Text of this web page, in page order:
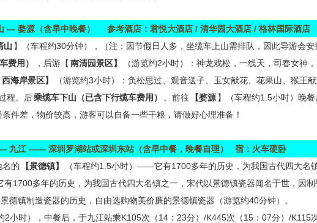
— 婺源（含早中晚餐） 参考酒店：君悦大酒店 / 清华园大酒店 / 格林国际酒店
山 】（车程约30分钟），（注：因节假日人多，坐缆车上山需排队，因此导游会
费用） ，后游【 南清园景区】
（游览约2小时）：神龙戏松，一线天，司春女神
西海岸景区】
（游览约3小时）：负松思过、观音送子、玉女献花、花果山、猴王
程。后乘缆车下山（已含下行缆车费用） 。前往 【婺源 】（车程约1.5小时）晚餐
件差，物价较高，游客可以自备一些干粮，请做好心理准备！
九江 —— 深圳罗湖站或深圳东站（含早中餐，晚餐自理）
宿：火车硬卧
名的
【景德镇】
（车程约1.5小时）——它有1700多年的历史，为我国古代四大名
有1700多年的历史，为我国古代四大名镇之一，宋代以景德镇瓷器闻名于世，因
景德镇制造瓷器的历史，自由选购物美价廉的景德镇瓷器（游览约40分钟）。
2小时），中餐后，于九江站乘K105次（14：23分）/K445次（15：07分）/